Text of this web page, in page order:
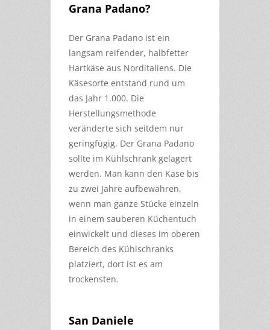
Grana Padano?
Der Grana Padano ist ein
langsam reifender, halbfetter
Hartkäse aus Norditaliens. Die
Käsesorte entstand rund um
das Jahr 1.000. Die
Herstellungsmethode
veränderte sich seitdem nur
geringfügig. Der Grana Padano
sollte im Kühlschrank gelagert
werden. Man kann den Käse bis
zu zwei Jahre aufbewahren,
wenn man ganze Stücke einzeln
in einem sauberen Küchentuch
einwickelt und dieses im oberen
Bereich des Kühlschranks
platziert, dort ist es am
trockensten.
San Daniele